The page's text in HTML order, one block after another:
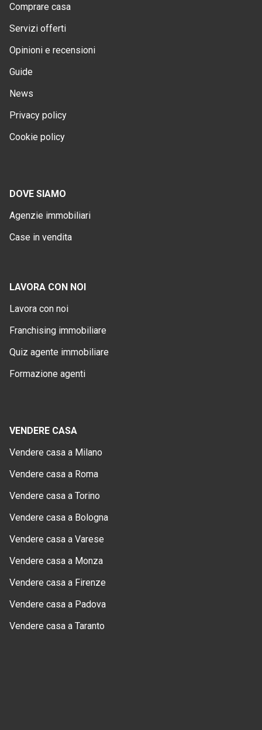
Comprare casa
Servizi offerti
Opinioni e recensioni
Guide
News
Privacy policy
Cookie policy
DOVE SIAMO
Agenzie immobiliari
Case in vendita
LAVORA CON NOI
Lavora con noi
Franchising immobiliare
Quiz agente immobiliare
Formazione agenti
VENDERE CASA
Vendere casa a Milano
Vendere casa a Roma
Vendere casa a Torino
Vendere casa a Bologna
Vendere casa a Varese
Vendere casa a Monza
Vendere casa a Firenze
Vendere casa a Padova
Vendere casa a Taranto